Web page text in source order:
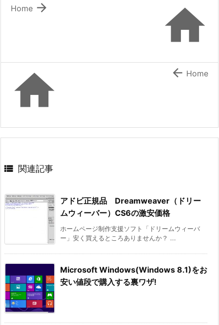


Home
  Home
 関連記事
アドビ正規品 Dreamweaver（ドリー
ムウィーバー）CS6の激安価格
ホームページ制作支援ソフト「ドリームウィーバ
ー」安く買えるところありませんか？ ...
Microsoft Windows(Windows 8.1)をお
安い値段で購入する裏ワザ!